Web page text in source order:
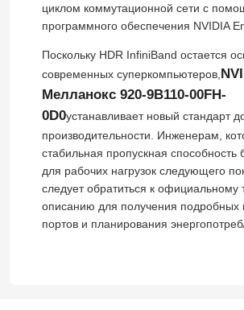
Cable Mellanox
Приемопередатчик Mellanox
Сетевой коммутатор Nvidia
сетевая карта NVIDIA
циклом коммутационной сети с
программного обеспечения NVIDIA
Поскольку HDR InfiniBand остается
современных суперкомпьютеров,
Мелланокс 920-9B110-00FH-
0D0устанавливает новый стандарт
производительности. Инженерам,
стабильная пропускная способность
для рабочих нагрузок следующего
следует обратиться к официальному
описанию для получения подробных
портов и планирования